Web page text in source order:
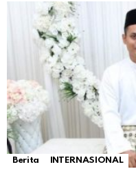
Berita INTERNASIONAL